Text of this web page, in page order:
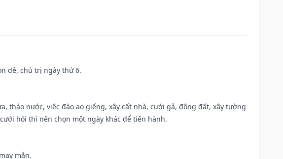
dê, chủ trị ngày thứ 6.
tháo nước, việc đào ao giếng, xây cất nhà, cưới gả, động đất, xây tường
hỏi thì nên chọn một ngày khác để tiến hành.
mắn.